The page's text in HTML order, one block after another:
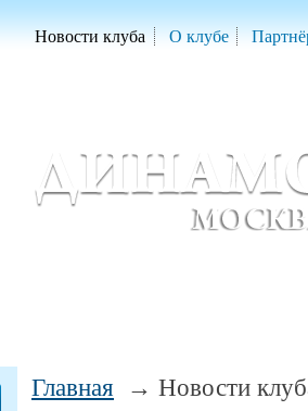
Новости клуба О клубе
Главная Новости